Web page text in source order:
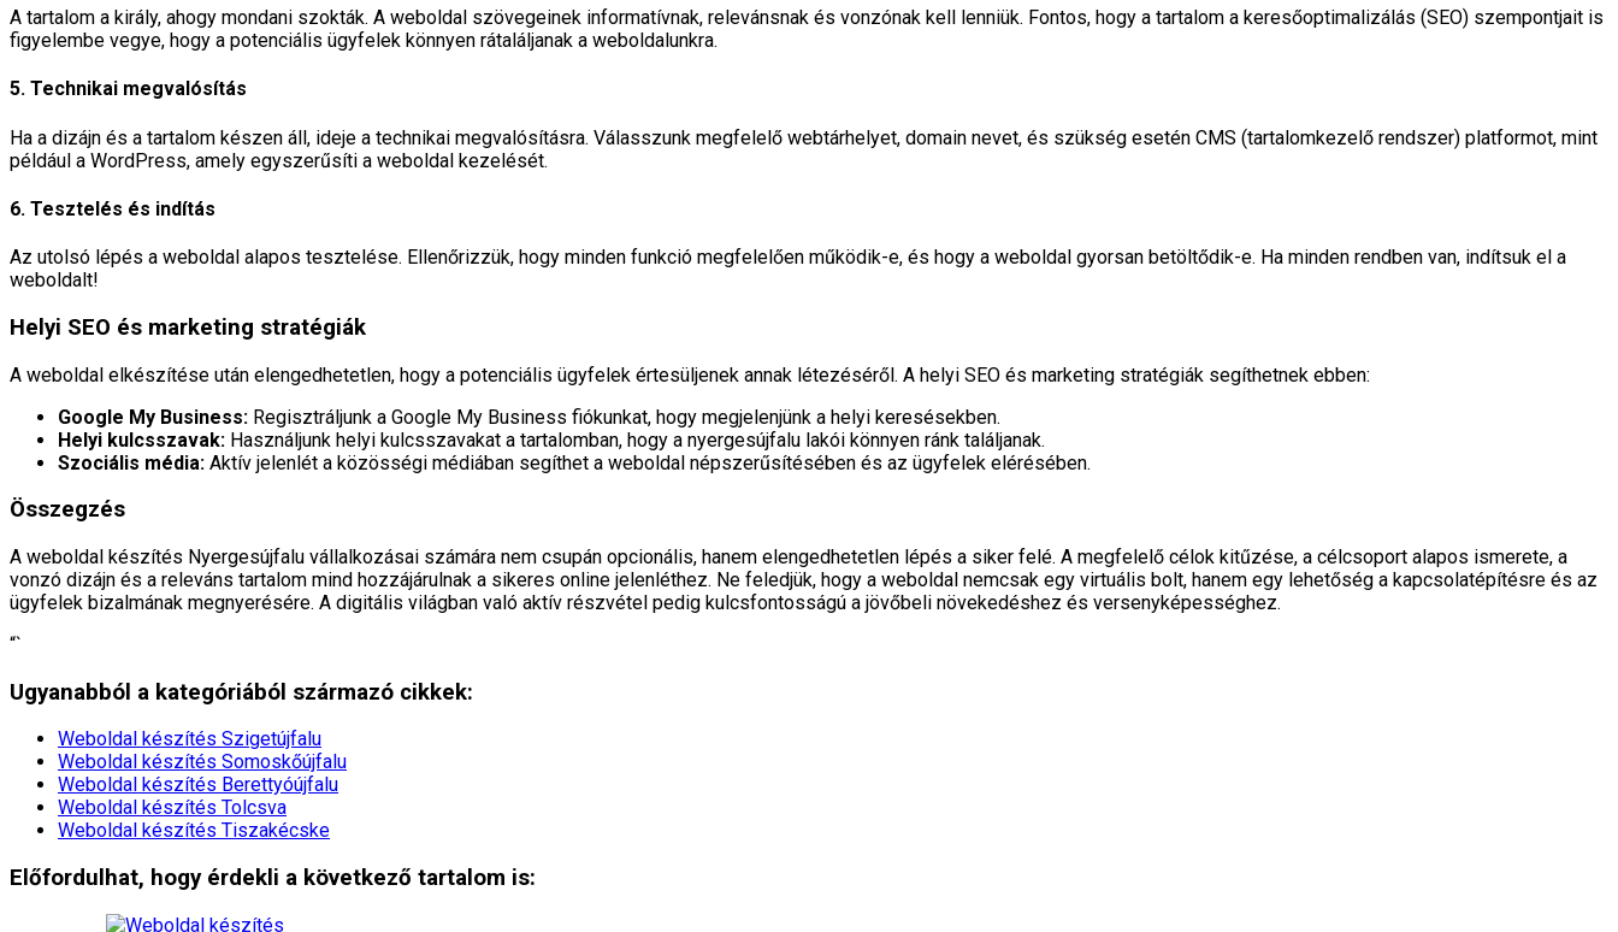
A tartalom a király, ahogy mondani szokták. A weboldal szövegeinek informatívnak, relevánsnak és vonzónak kell lenniük. Fontos, hogy a tartalom a keresőoptimalizálás (SEO) szempontjait is
figyelembe vegye, hogy a potenciális ügyfelek könnyen rátaláljanak a weboldalunkra.
5. Technikai megvalósítás
Ha a dizájn és a tartalom készen áll, ideje a technikai megvalósításra. Válasszunk megfelelő webtárhelyet, domain nevet, és szükség esetén CMS (tartalomkezelő rendszer) platformot, mint
például a WordPress, amely egyszerűsíti a weboldal kezelését.
6. Tesztelés és indítás
Az utolsó lépés a weboldal alapos tesztelése. Ellenőrizzük, hogy minden funkció megfelelően működik-e, és hogy a weboldal gyorsan betöltődik-e. Ha minden rendben van, indítsuk el a
weboldalt!
Helyi SEO és marketing stratégiák
A weboldal elkészítése után elengedhetetlen, hogy a potenciális ügyfelek értesüljenek annak létezéséről. A helyi SEO és marketing stratégiák segíthetnek ebben:
Google My Business: Regisztráljunk a Google My Business fiókunkat, hogy megjelenjünk a helyi keresésekben.
Helyi kulcsszavak: Használjunk helyi kulcsszavakat a tartalomban, hogy a nyergesújfalu lakói könnyen ránk találjanak.
Szociális média: Aktív jelenlét a közösségi médiában segíthet a weboldal népszerűsítésében és az ügyfelek elérésében.
Összegzés
A weboldal készítés Nyergesújfalu vállalkozásai számára nem csupán opcionális, hanem elengedhetetlen lépés a siker felé. A megfelelő célok kitűzése, a célcsoport alapos ismerete, a
vonzó dizájn és a releváns tartalom mind hozzájárulnak a sikeres online jelenléthez. Ne feledjük, hogy a weboldal nemcsak egy virtuális bolt, hanem egy lehetőség a kapcsolatépítésre és az
ügyfelek bizalmának megnyerésére. A digitális világban való aktív részvétel pedig kulcsfontosságú a jövőbeli növekedéshez és versenyképességhez.
“`
Ugyanabból a kategóriából származó cikkek:
Weboldal készítés​ Szigetújfalu
Weboldal készítés​ Somoskőújfalu
Weboldal készítés​ Berettyóújfalu
Weboldal készítés​ Tolcsva
Weboldal készítés​ Tiszakécske
Előfordulhat, hogy érdekli a következő tartalom is: